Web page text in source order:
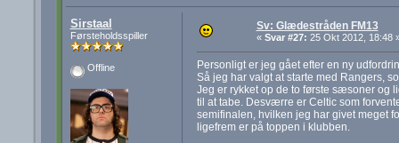
Sirstaal
Førsteholdsspiller
Offline
Sv: Glædestråden FM13
« Svar #27: 25 Okt 2012, 18:48
Personligt er jeg gået efter en ny
Så jeg har valgt at starte med Rangers,
Jeg er rykket op de to første sæsoner og
til at tabe. Desværre er Celtic som
semifinalen, hvilken jeg har givet meget
ligefrem er på toppen i klubben.